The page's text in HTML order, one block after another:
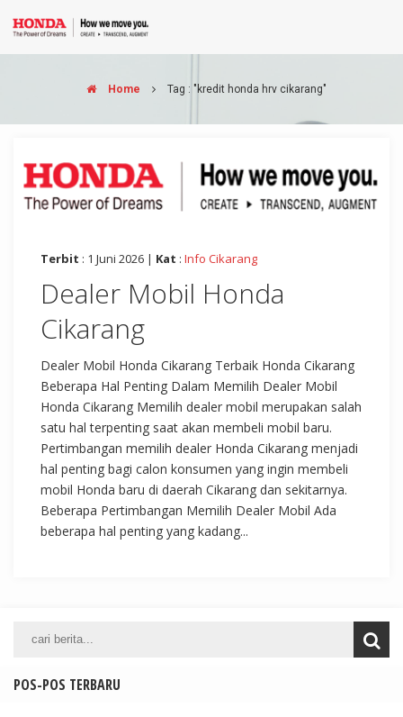
Home Tag : "kredit honda hrv cikarang"
Terbit : 1 Juni 2026 | Kat : Info Cikarang
Dealer Mobil Honda
Cikarang
Dealer Mobil Honda Cikarang Terbaik Honda Cikarang
Beberapa Hal Penting Dalam Memilih Dealer Mobil
Honda Cikarang Memilih dealer mobil merupakan salah
satu hal terpenting saat akan membeli mobil baru.
Pertimbangan memilih dealer Honda Cikarang menjadi
hal penting bagi calon konsumen yang ingin membeli
mobil Honda baru di daerah Cikarang dan sekitarnya.
Beberapa Pertimbangan Memilih Dealer Mobil Ada
beberapa hal penting yang kadang...
POS-POS TERBARU